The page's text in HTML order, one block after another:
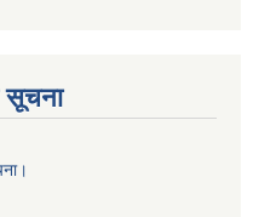
सूचना